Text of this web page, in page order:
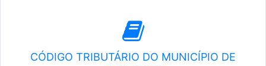
CÓDIGO TRIBUTÁRIO DO MUNICÍPIO DE